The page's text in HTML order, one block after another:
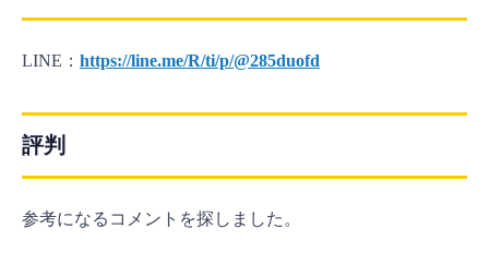
LINE： https://line.me/R/ti/p/@285duofd
評判
参考になるコメントを探しました。